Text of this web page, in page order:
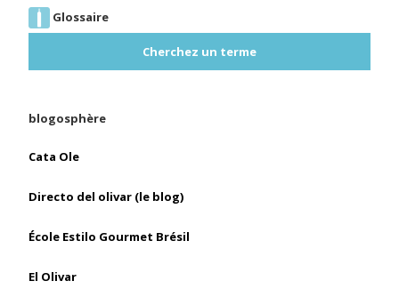
Glossaire
Cherchez un terme
blogosphère
Cata Ole
Directo del olivar (le blog)
École Estilo Gourmet Brésil
El Olivar